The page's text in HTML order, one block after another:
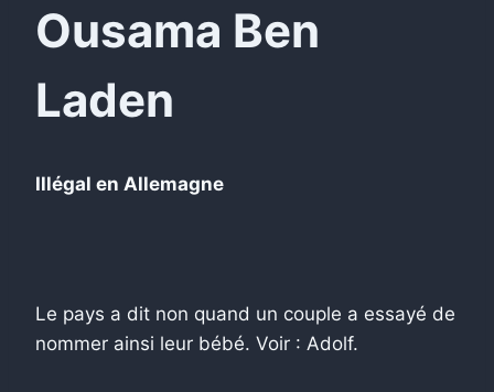
Ousama Ben
Laden
Illégal en Allemagne
Le pays a dit non quand un couple a essayé de
nommer ainsi leur bébé. Voir : Adolf.